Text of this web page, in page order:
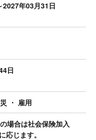
年03月31日
日
・ 雇用
場合は社会保険加入
応じます。